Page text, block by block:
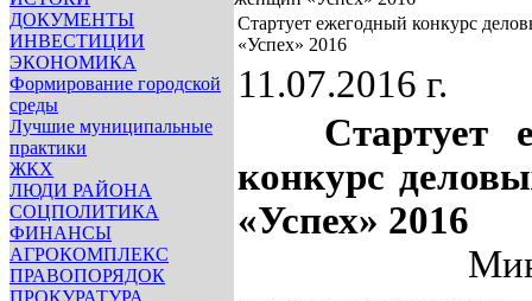
ДОКУМЕНТЫ
ИНВЕСТИЦИИ
ЭКОНОМИКА
Формирование городской
среды
Лучшие муниципальные
практики
ЖКХ
ЛЮДИ РАЙОНА
СОЦПОЛИТИКА
ФИНАНСЫ
АГРОКОМПЛЕКС
ПРАВОПОРЯДОК
ПРОКУРАТУРА
Стартует ежегодный конкурс
«Успех» 2016
11.07.2016 г.
Стартует
конкурс
«Успех» 2016